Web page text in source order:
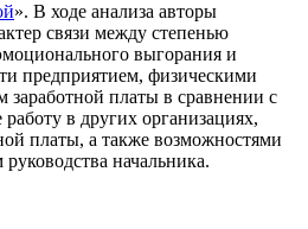
». В ходе анализа авторы
связи между степенью
выгорания и
предприятием, физическими
заработной платы в сравнении с
в других организациях,
платы, а также возможностями
начальника.